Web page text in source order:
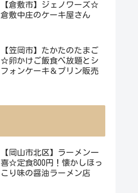
【倉敷市】ジェノワーズ☆
倉敷中庄のケーキ屋さん
【笠岡市】たかたのたまご
☆卵かけご飯食べ放題とシ
フォンケーキ＆プリン販売
【岡山市北区】ラーメン一
喜☆定食800円！懐かしほっ
こり味の醤油ラーメン店